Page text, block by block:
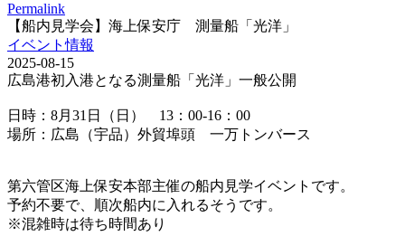
Permalink
【船内見学会】海上保安庁 測量船「光洋」
イベント情報
2025-08-15
広島港初入港となる測量船「光洋」一般公開
日時：8月31日（日） 13：00-16：00
場所：広島（宇品）外貿埠頭 一万トンバース
第六管区海上保安本部主催の船内見学イベントです。
予約不要で、順次船内に入れるそうです。
※混雑時は待ち時間あり